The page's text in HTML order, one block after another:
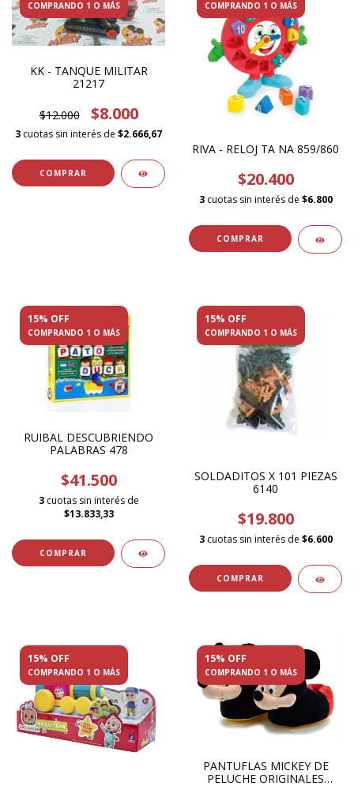
COMPRANDO 1 O MÁS
KK - TANQUE MILITAR
21217
$12.000 $8.000
3 cuotas sin interés de $2.666,67
COMPRANDO 1 O MÁS
RIVA - RELOJ TA NA 859/860
$20.400
3 cuotas sin interés de $6.800
15% OFF
COMPRANDO 1 O MÁS
RUIBAL DESCUBRIENDO
PALABRAS 478
$41.500
3 cuotas sin interés de
$13.833,33
15% OFF
COMPRANDO 1 O MÁS
SOLDADITOS X 101 PIEZAS
6140
$19.800
3 cuotas sin interés de $6.600
15% OFF
COMPRANDO 1 O MÁS
15% OFF
COMPRANDO 1 O MÁS
PANTUFLAS MICKEY DE
PELUCHE ORIGINALES